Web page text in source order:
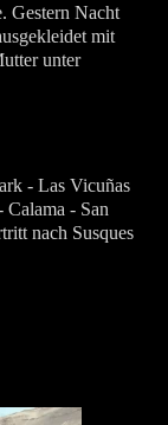
Gestern Nacht
mit
unter
- Las Vicuñas
- San
nach Susques